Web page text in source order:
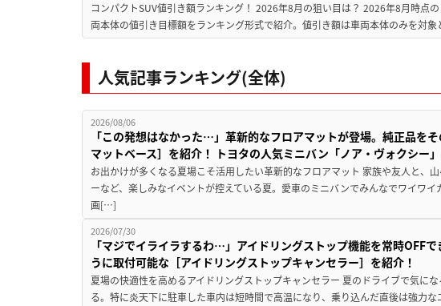
コンパクトSUV値引き額ランキング！ 2026年8月の狙い目は？ 2026年8月時点
両本体の値引き目標額をランキング形式で紹介。値引き額は車両本体のみを対
人気記事ランキング(全体)
2026/08/06
「この発想はなかった…」革新的なフロアマットが登場。純正品を
マットベース］を紹介！ トヨタの人気ミニバン「ノア・ヴォクシー
お出かけが多くなる夏場こそ活用したい革新的なフロアマット 家族や友人と、
ーなど、楽しみなイベントが控えている夏。愛車のミニバンでみんなでワイワ
画[…]
2026/07/30
「マジでイライラするわ…」アイドリングストップ機能を常時OFF
うに取付可能な［アイドリングストップキャンセラー］を紹介！
夏場の快適性を高めるアイドリングストップキャンセラー 夏のドライブで気に
る。特に炎天下に駐車した車内は短時間で高温になり、乗り込んだ直後は強力